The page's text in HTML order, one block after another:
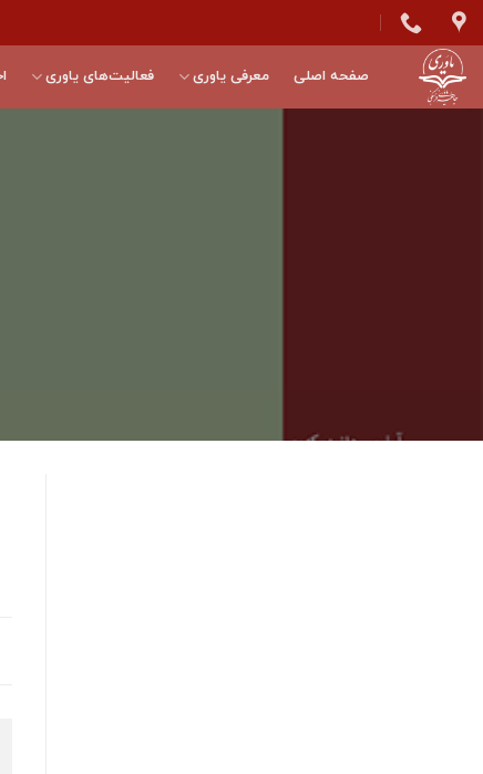
Skip
to
content
صفحه اصلی معرفی یاوری فعالیت‌های یاوری